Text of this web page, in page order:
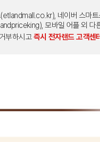
네이버 스마트
모바일 어플 외 다
부하시고 즉시 전자랜드 고객센